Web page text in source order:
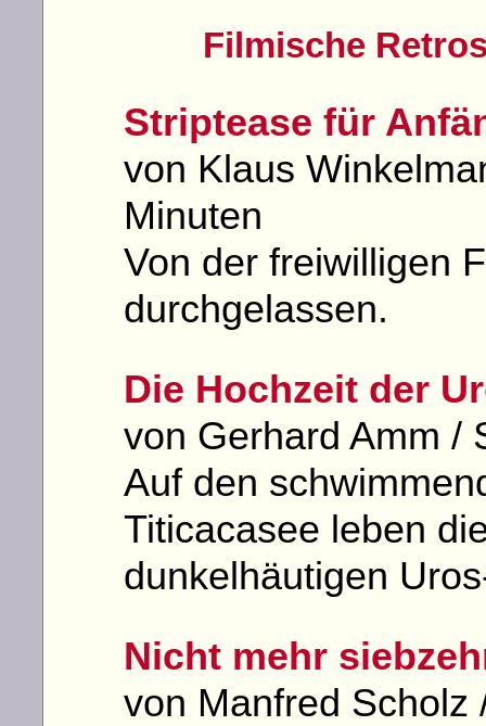
Filmische
Striptease für
von Klaus
Minuten
Von der freiwilligen
durchgelassen.
Die Hochzeit der
von Gerhard Amm /
Auf den
Titicacasee leben
dunkelhäutigen
Nicht mehr
von Manfred